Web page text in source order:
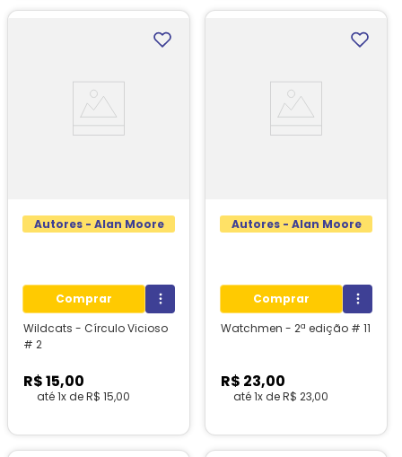
Autores - Alan Moore
Comprar
Wildcats - Círculo Vicioso
# 2
R$15,00
até1x deR$ 15,00
Autores - Alan Moore
Comprar
Watchmen - 2ª edição # 11
R$ 23,00
até1x deR$ 23,00